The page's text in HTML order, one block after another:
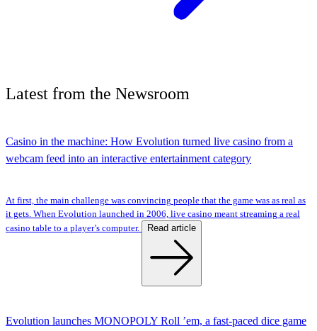
Latest from the Newsroom
Casino in the machine: How Evolution turned live casino from a
webcam feed into an interactive entertainment category
At first, the main challenge was convincing people that the game was as real as
it gets. When Evolution launched in 2006, live casino meant streaming a real
casino table to a player’s computer.
Read article
Evolution launches MONOPOLY Roll ’em, a fast-paced dice game